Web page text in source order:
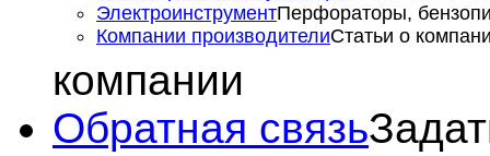
ЭлектроинструментПерфораторы,
Компании производителиСтатьи о
компании
Обратная связь